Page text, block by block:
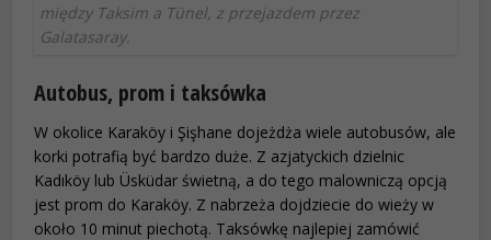
między Taksim a Tünel, z przejazdem przez
Galatasaray.
Autobus, prom i taksówka
W okolice Karaköy i Şişhane dojeżdża wiele autobusów, ale
korki potrafią być bardzo duże. Z azjatyckich dzielnic
Kadıköy lub Üsküdar świetną, a do tego malowniczą opcją
jest prom do Karaköy. Z nabrzeża dojdziecie do wieży w
około 10 minut piechotą. Taksówkę najlepiej zamówić